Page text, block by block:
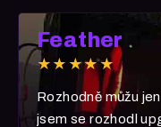
Feather
★★★★★
Rozhodně můžu
jsem se rozhodl